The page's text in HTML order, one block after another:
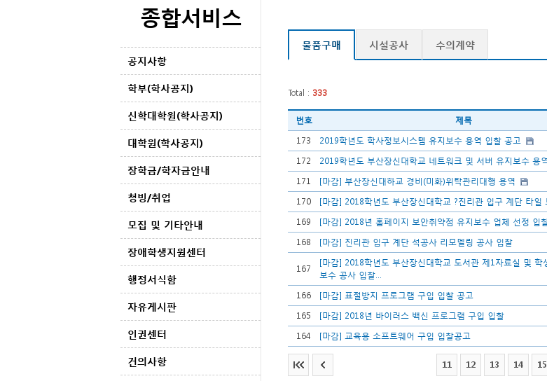
종합서비스
공지사항
학부(학사공지)
신학대학원(학사공지)
대학원(학사공지)
장학금/학자금안내
청빙/취업
모집 및 기타안내
장애학생지원센터
행정서식함
자유게시판
인권센터
건의사항
물품구매 시설공사 수의계약
Total : 333
번호 제목
173
2019학년도 학사정보시스템 유지보수 용역 입찰 공고
172
2019학년도 부산장신대학교 네트워크 및 서버 유지보수 용
171
[마감] 부산장신대하교 경비(미화)위탁관리대행 용역
170
[마감] 2018학년도 부산장신대학교 ?진리관 입구 계단 타일
169
[마감] 2018년 홈페이지 보안취약점 유지보수 업체 선정 입
168
[마감] 진리관 입구 계단 석공사 리모델링 공사 입찰
167
[마감] 2018학년도 부산장신대학교 도서관 제1자료실 및 학
보수 공사 입찰...
166 [마감] 표절방지 프로그램 구입 입찰 공고
165
[마감] 2018년 바이러스 백신 프로그램 구입 입찰
164
[마감] 교육용 소프트웨어 구입 입찰공고
11 12 13 14 15